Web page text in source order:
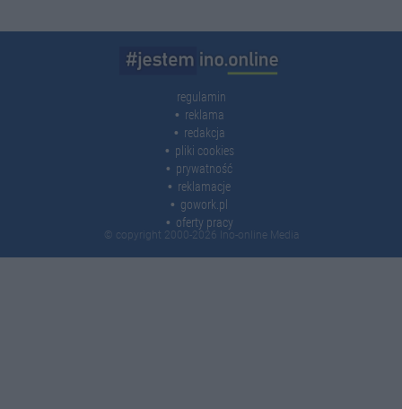
regulamin
reklama
redakcja
pliki cookies
prywatność
reklamacje
gowork.pl
oferty pracy
© copyright 2000-2026 Ino-online Media